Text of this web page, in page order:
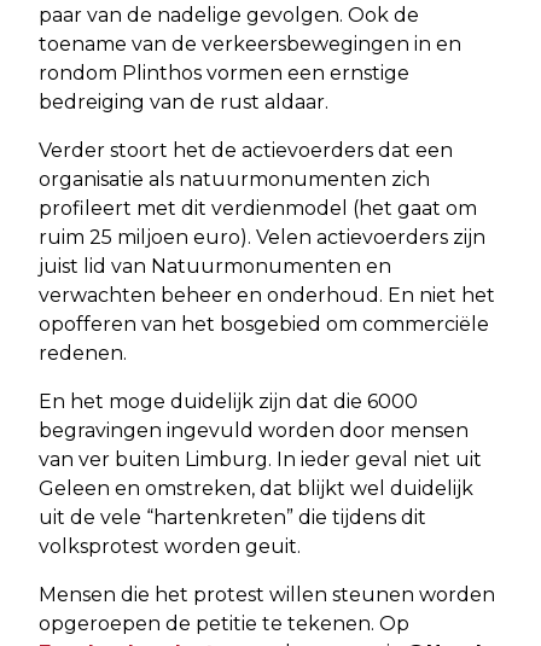
paar van de nadelige gevolgen. Ook de
toename van de verkeersbewegingen in en
rondom Plinthos vormen een ernstige
bedreiging van de rust aldaar.
Verder stoort het de actievoerders dat een
organisatie als natuurmonumenten zich
profileert met dit verdienmodel (het gaat om
ruim 25 miljoen euro). Velen actievoerders zijn
juist lid van Natuurmonumenten en
verwachten beheer en onderhoud. En niet het
opofferen van het bosgebied om commerciële
redenen.
En het moge duidelijk zijn dat die 6000
begravingen ingevuld worden door mensen
van ver buiten Limburg. In ieder geval niet uit
Geleen en omstreken, dat blijkt wel duidelijk
uit de vele “hartenkreten” die tijdens dit
volksprotest worden geuit.
Mensen die het protest willen steunen worden
opgeroepen de petitie te tekenen. Op